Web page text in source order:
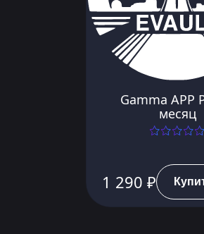
Gamma APP
месяц
1 290 ₽